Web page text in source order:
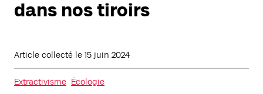
dans nos tiroirs
Article collecté le 15 juin 2024
Extractivisme Écologie